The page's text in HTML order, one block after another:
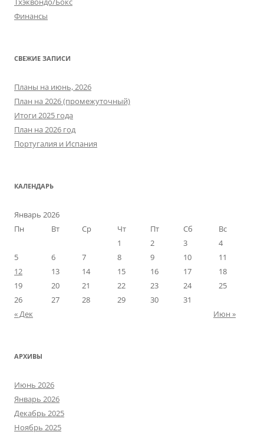
Финансы
СВЕЖИЕ ЗАПИСИ
Планы на июнь, 2026
План на 2026 (промежуточный)
Итоги 2025 года
План на 2026 год
Португалия и Испания
КАЛЕНДАРЬ
Январь 2026
Пн
Вт Ср Чт Пт Сб
Вс
1
2 3
4
5
6 7 8 9 10
11
12
13 14 15 16 17
18
19
20 21 22 23 24
25
26
27 28 29 30
31
« Дек
Июн »
АРХИВЫ
Июнь 2026
Январь 2026
Декабрь 2025
Ноябрь 2025